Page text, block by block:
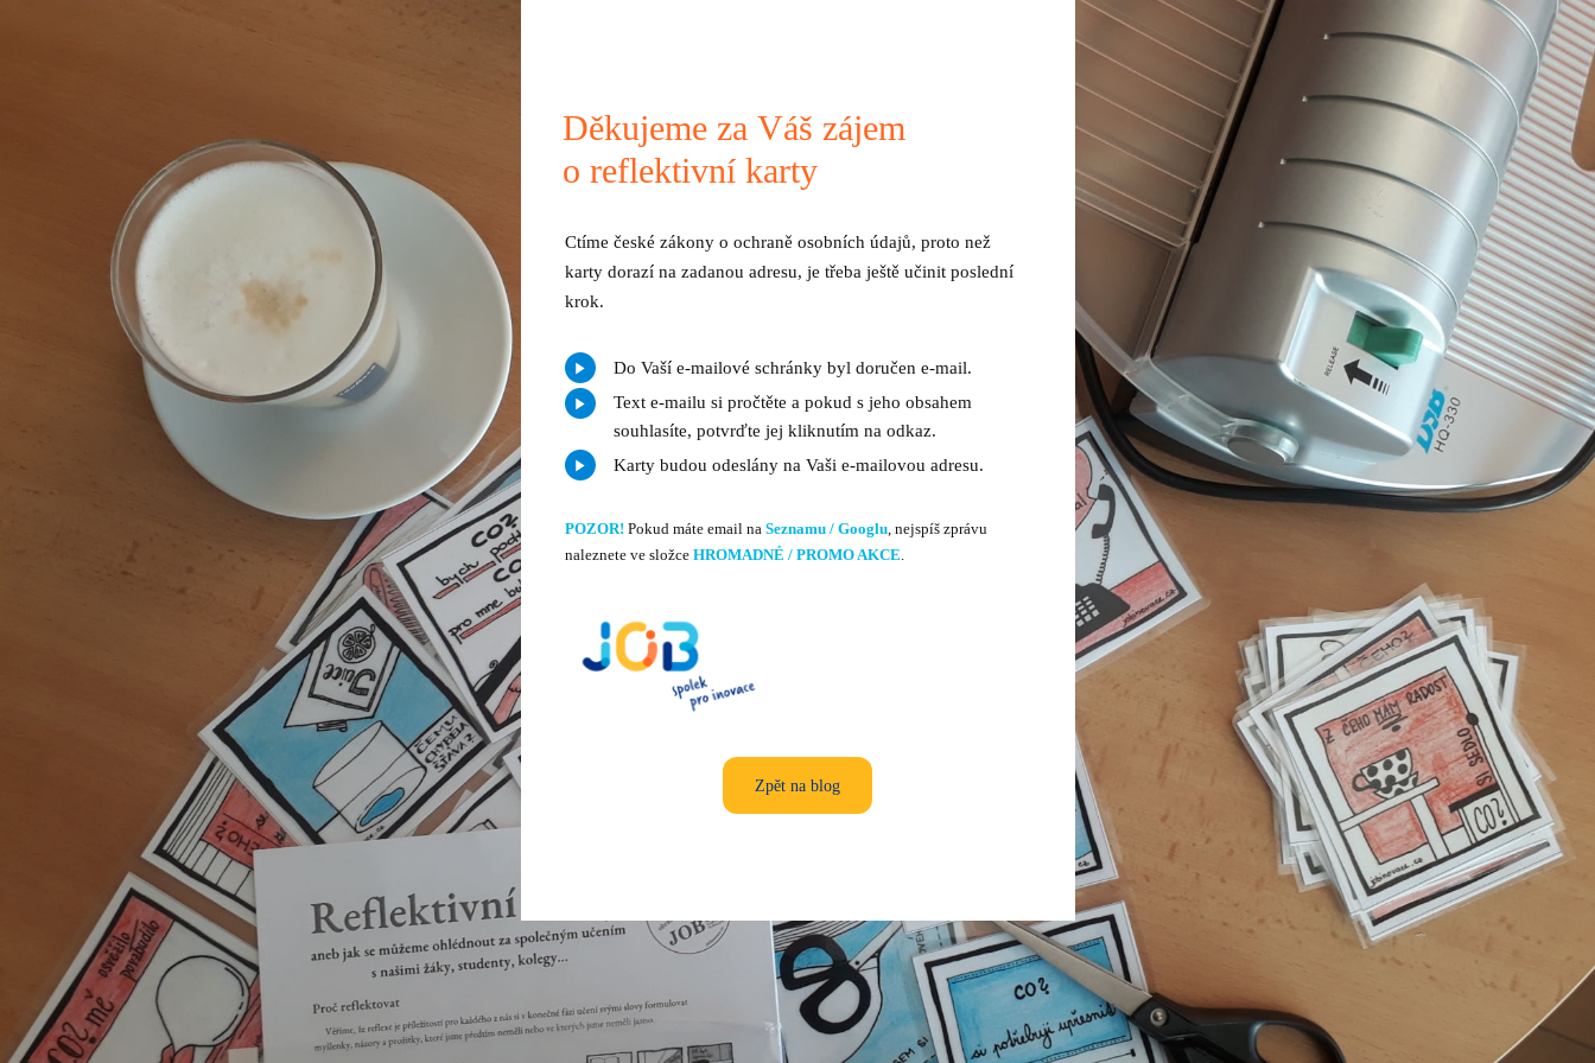
Děkujeme za Váš zájem
o reflektivní karty
Ctíme české zákony o ochraně osobních údajů, proto než
karty dorazí na zadanou adresu, je třeba ještě učinit poslední
krok.
Do Vaší e-mailové schránky byl doručen e-mail.
Text e-mailu si pročtěte a pokud s jeho obsahem
souhlasíte, potvrďte jej kliknutím na odkaz.
Karty budou odeslány na Vaši e-mailovou adresu.
POZOR! Pokud máte email naSeznamu / Googlu, nejspíš zprávu
naleznete ve složce HROMADNÉ / PROMO AKCE.
Zpět na blog